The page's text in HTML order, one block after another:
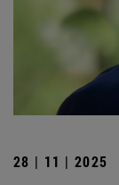
28 | 11 | 2025